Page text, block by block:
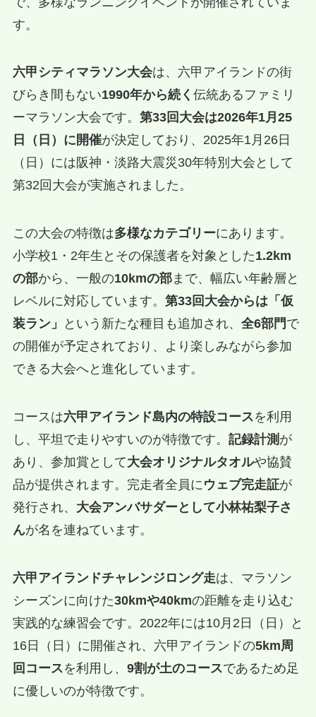
す。
六甲シティマラソン大会は、六甲アイランドの街
びらき間もない1990年から続く 伝統あるファミリ
ーマラソン大会です。 第33回大会は2026年1月25
日（日）に開催が決定しており、2025年1月26日
（日）には阪神・淡路大震災30年特別大会として
第32回大会が実施されました。
この大会の特徴は多様なカテゴリーにあります。
小学校1・2年生とその保護者を対象とした1.2km
の部から、一般の10kmの部まで、幅広い年齢層と
レベルに対応しています。 第33回大会からは「仮
装ラン」
という新たな種目も追加され、 全6部門 で
の開催が予定されており、より楽しみながら参加
できる大会へと進化しています。
コースは六甲アイランド島内の特設コースを利用
し、平坦で走りやすいのが特徴です。 記録計測 が
あり、参加賞として大会オリジナルタオルや協賛
品が提供されます。完走者全員にウェブ完走証が
発行され、 大会アンバサダーとして小林祐梨子さ
んが名を連ねています。
六甲アイランドチャレンジロング走は、マラソン
シーズンに向けた30kmや40kmの距離を走り込む
実践的な練習会です。2022年には10月2日（日）と
16日（日）に開催され、六甲アイランドの5km周
回コースを利用し、 9割が土のコースであるため足
に優しいのが特徴です。